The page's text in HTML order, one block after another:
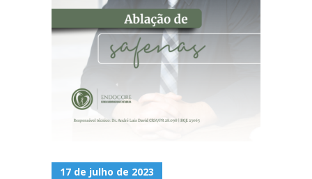
17 de julho de 2023